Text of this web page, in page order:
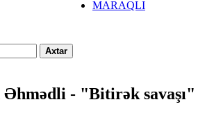
MARAQLI
Axtar
- "Bitirək savaşı"